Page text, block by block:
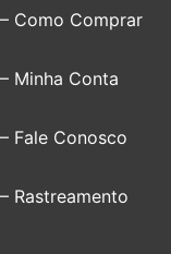
– Como Comprar
– Minha Conta
– Fale Conosco
– Rastreamento